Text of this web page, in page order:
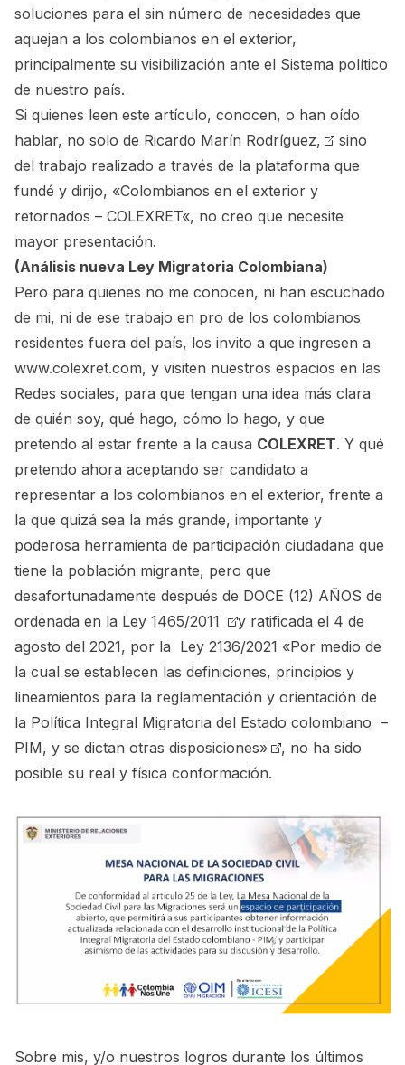
soluciones para el sin número de necesidades que
aquejan a los colombianos en el exterior,
principalmente su visibilización ante el Sistema político
de nuestro país.
Si quienes leen este artículo, conocen, o han oído
hablar, no solo de Ricardo Marín Rodríguez,
sino
del trabajo realizado a través de la plataforma que
fundé y dirijo, «Colombianos en el exterior y
retornados – COLEXRET«, no creo que necesite
mayor presentación.
(Análisis nueva Ley Migratoria Colombiana)
Pero para quienes no me conocen, ni han escuchado
de mi, ni de ese trabajo en pro de los colombianos
residentes fuera del país, los invito a que ingresen a
www.colexret.com, y visiten nuestros espacios en las
Redes sociales, para que tengan una idea más clara
de quién soy, qué hago, cómo lo hago, y que
pretendo al estar frente a la causa COLEXRET. Y qué
pretendo ahora aceptando ser candidato a
representar a los colombianos en el exterior, frente a
la que quizá sea la más grande, importante y
poderosa herramienta de participación ciudadana que
tiene la población migrante, pero que
desafortunadamente después de DOCE (12) AÑOS de
ordenada en la Ley 1465/2011
y ratificada el 4 de
agosto del 2021, por la Ley 2136/2021 «Por medio de
la cual se establecen las definiciones, principios y
lineamientos para la reglamentación y orientación de
la Política Integral Migratoria del Estado colombiano –
PIM, y se dictan otras disposiciones»
, no ha sido
posible su real y física conformación.
Sobre mis, y/o nuestros logros durante los últimos